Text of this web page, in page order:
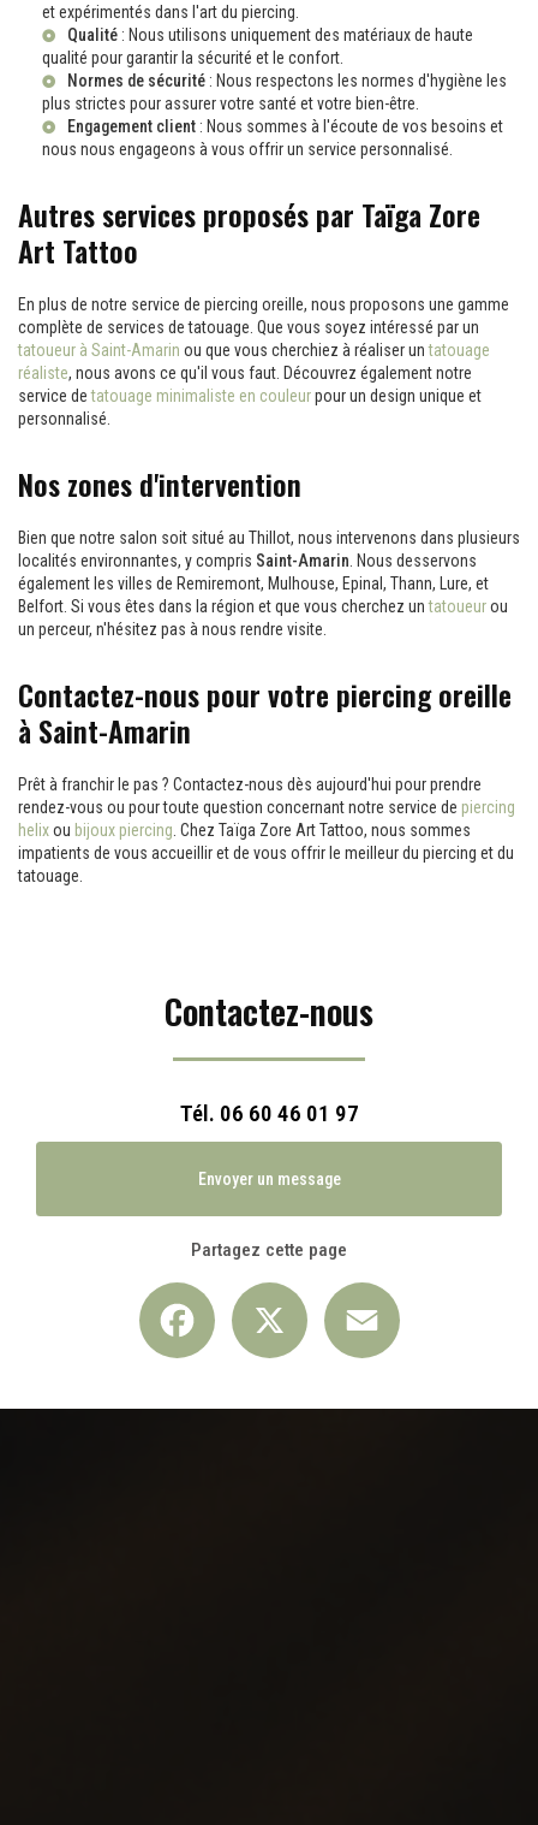
et expérimentés dans l'art du piercing.
Qualité : Nous utilisons uniquement des matériaux de haute
qualité pour garantir la sécurité et le confort.
Normes de sécurité : Nous respectons les normes d'hygiène les
plus strictes pour assurer votre santé et votre bien-être.
Engagement client : Nous sommes à l'écoute de vos besoins et
nous nous engageons à vous offrir un service personnalisé.
Autres services proposés par Taïga Zore
Art Tattoo
En plus de notre service de piercing oreille, nous proposons une gamme
complète de services de tatouage. Que vous soyez intéressé par un
tatoueur à Saint-Amarin ou que vous cherchiez à réaliser untatouage
réaliste, nous avons ce qu'il vous faut. Découvrez également notre
service detatouage minimaliste en couleurpour un design unique et
personnalisé.
Nos zones d'intervention
Bien que notre salon soit situé au Thillot, nous intervenons dans plusieurs
localités environnantes, y compris Saint-Amarin . Nous desservons
également les villes de Remiremont, Mulhouse, Epinal, Thann, Lure, et
Belfort. Si vous êtes dans la région et que vous cherchez untatoueurou
un perceur, n'hésitez pas à nous rendre visite.
Contactez-nous pour votre piercing oreille
à Saint-Amarin
Prêt à franchir le pas ? Contactez-nous dès aujourd'hui pour prendre
rendez-vous ou pour toute question concernant notre service de piercing
helixou bijoux piercing . Chez Taïga Zore Art Tattoo, nous sommes
impatients de vous accueillir et de vous offrir le meilleur du piercing et du
tatouage.
Contactez-nous
Tél. 06 60 46 01 97
Envoyer un message
Partagez cette page
Facebook